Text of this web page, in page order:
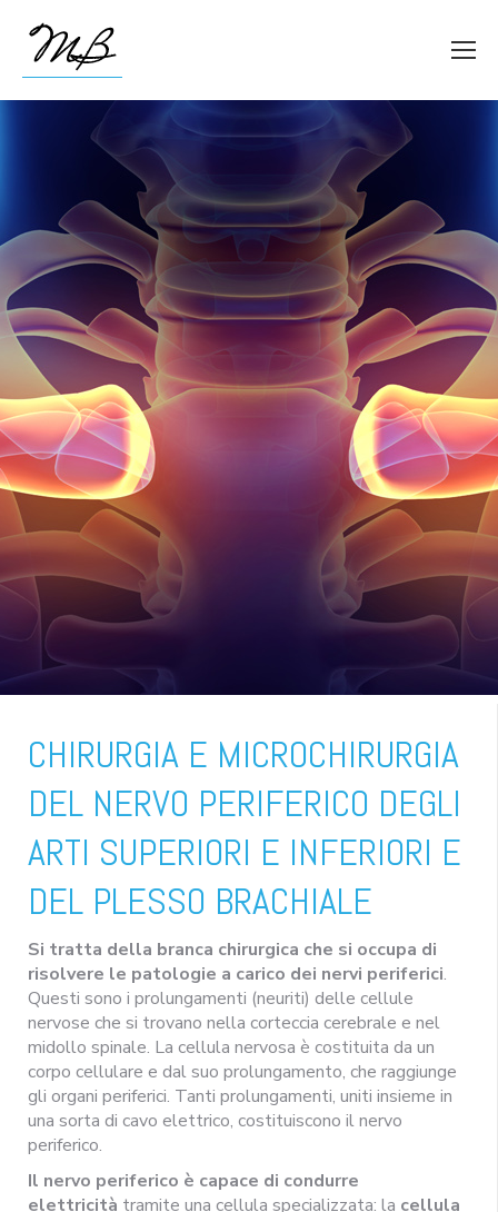
CHIRURGIA E MICROCHIRURGIA
DEL NERVO PERIFERICO DEGLI
ARTI SUPERIORI E INFERIORI E
DEL PLESSO BRACHIALE
Si tratta della branca chirurgica che si occupa di
risolvere le patologie a carico dei nervi periferici.
Questi sono i prolungamenti (neuriti) delle cellule
nervose che si trovano nella corteccia cerebrale e nel
midollo spinale. La cellula nervosa è costituita da un
corpo cellulare e dal suo prolungamento, che raggiunge
gli organi periferici. Tanti prolungamenti, uniti insieme in
una sorta di cavo elettrico, costituiscono il nervo
periferico.
Il nervo periferico è capace di condurre
elettricità tramite una cellula specializzata: la cellula